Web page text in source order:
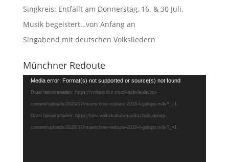
Singkreis: Entfällt am Donnerstag, 16. & 30 Juli.
Musik begeistert…von Anfang an
Singabend mit deutschen Volksliedern
Münchner Redoute
Video-
Player
Media error: Format(s) not supported or source(s) not found
Datei herunterladen: https://volkskultur-musikschule.de/wp-
content/uploads/2020/07/muenchner-redoute-2018-ii-galopp.m4v?_=1
Datei herunterladen: https://neu.volkskultur-musikschule.de/wp-
content/uploads/2020/07/muenchner-redoute-2018-ii-galopp.m4v?_=1